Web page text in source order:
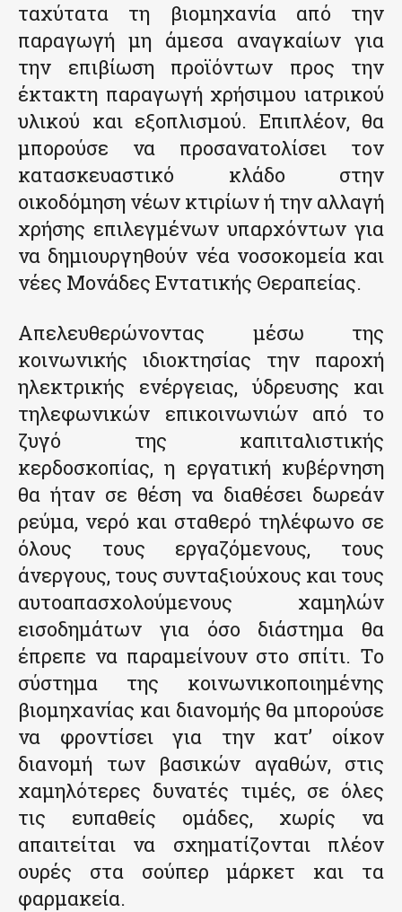
ταχύτατα τη βιομηχανία από την
παραγωγή μη άμεσα αναγκαίων για
την επιβίωση προϊόντων προς την
έκτακτη παραγωγή χρήσιμου ιατρικού
υλικού και εξοπλισμού. Επιπλέον, θα
μπορούσε να προσανατολίσει τον
κατασκευαστικό κλάδο στην
οικοδόμηση νέων κτιρίων ή την αλλαγή
χρήσης επιλεγμένων υπαρχόντων για
να δημιουργηθούν νέα νοσοκομεία και
νέες Μονάδες Εντατικής Θεραπείας.
Απελευθερώνοντας μέσω της
κοινωνικής ιδιοκτησίας την παροχή
ηλεκτρικής ενέργειας, ύδρευσης και
τηλεφωνικών επικοινωνιών από το
ζυγό της καπιταλιστικής
κερδοσκοπίας, η εργατική κυβέρνηση
θα ήταν σε θέση να διαθέσει δωρεάν
ρεύμα, νερό και σταθερό τηλέφωνο σε
όλους τους εργαζόμενους, τους
άνεργους, τους συνταξιούχους και τους
αυτοαπασχολούμενους χαμηλών
εισοδημάτων για όσο διάστημα θα
έπρεπε να παραμείνουν στο σπίτι. Το
σύστημα της κοινωνικοποιημένης
βιομηχανίας και διανομής θα μπορούσε
να φροντίσει για την κατ’ οίκον
διανομή των βασικών αγαθών, στις
χαμηλότερες δυνατές τιμές, σε όλες
τις ευπαθείς ομάδες, χωρίς να
απαιτείται να σχηματίζονται πλέον
ουρές στα σούπερ μάρκετ και τα
φαρμακεία.